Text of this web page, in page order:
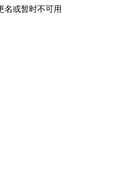
名或暂时不可用